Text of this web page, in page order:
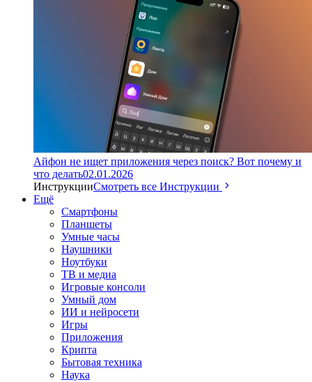
Айфон не ищет приложения через поиск? Вот почему и
что делать02.01.2026
ИнструкцииСмотреть все Инструкции
Ещё
Смартфоны
Планшеты
Умные часы
Наушники
Ноутбуки
ТВ и медиа
Игровые консоли
Умный дом
ИИ и нейросети
Игры
Приложения
Крипта
Бытовая техника
Наука